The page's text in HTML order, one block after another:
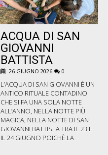
ACQUA DI SAN
GIOVANNI
BATTISTA
26 GIUGNO 2026 0
L’ACQUA DI SAN GIOVANNI È UN
ANTICO RITUALE CONTADINO
CHE SI FA UNA SOLA NOTTE
ALL’ANNO, NELLA NOTTE PIÙ
MAGICA, NELLA NOTTE DI SAN
GIOVANNI BATTISTA TRA IL 23 E
IL 24 GIUGNO POICHÈ LA